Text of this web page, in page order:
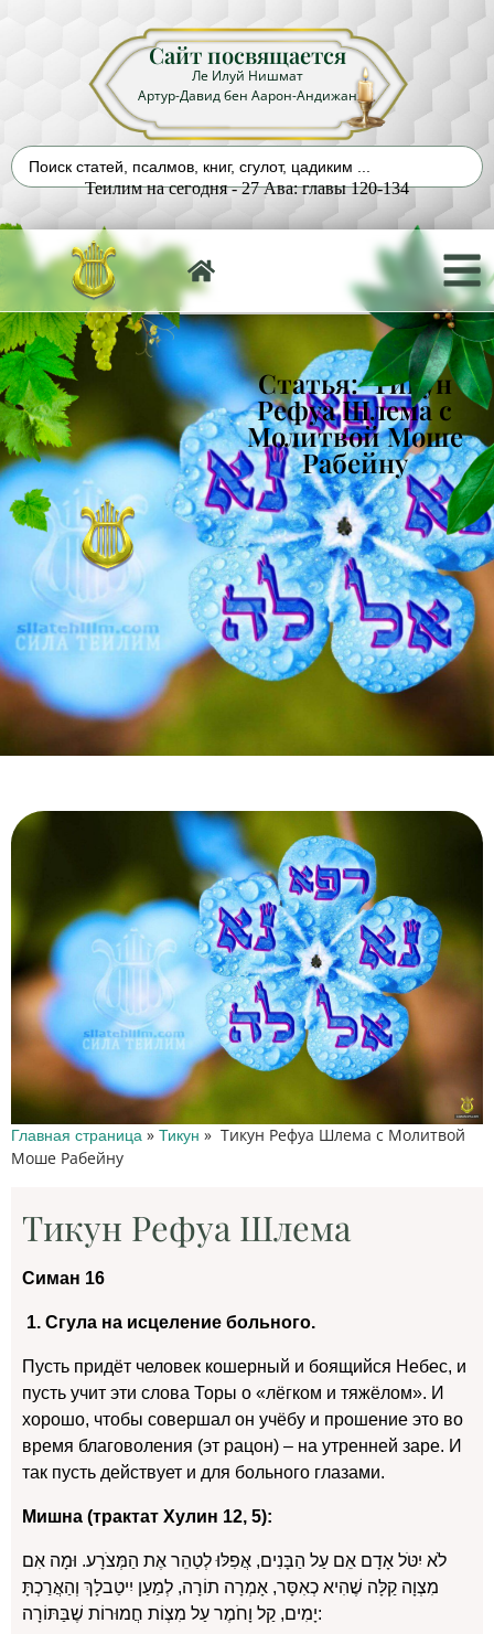
Сайт посвящается
Ле Илуй Нишмат
Артур-Давид бен Аарон-Андижан
Теилим на сегодня - 27 Ава: главы 120-134
Статья: Тикун
Рефуа Шлема с
Молитвой Моше
Рабейну
Главная страница » Тикун » Тикун Рефуа Шлема с Молитвой
Моше Рабейну
Тикун Рефуа Шлема
Симан 16
1. Сгула на исцеление больного.
Пусть придёт человек кошерный и боящийся Небес, и
пусть учит эти слова Торы о «лёгком и тяжёлом». И
хорошо, чтобы совершал он учёбу и прошение это во
время благоволения (эт рацон) – на утренней заре. И
так пусть действует и для больного глазами.
Мишна (трактат Хулин 12, 5):
לֹא יִטֹּל אָדָם אֵם עַל הַבָּנִים, אֲפִלּוּ לְטַהֵר אֶת הַמְּצֹרָע. וּמָה אִם
מִצְוָה קַלָּה שֶׁהִיא כְאִסָּר, אָמְרָה תוֹרָה, לְמַעַן יִיטַבלָךְ וְהַאֲרַכְתָּ
יָמִים, קַל וָחֹמֶר עַל מִצְוֹת חֲמוּרוֹת שֶׁבַּתּוֹרָה: